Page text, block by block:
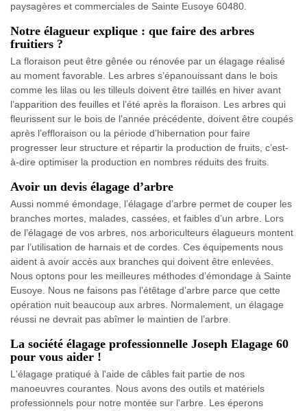
paysagères et commerciales de Sainte Eusoye 60480.
Notre élagueur explique : que faire des arbres
fruitiers ?
La floraison peut être gênée ou rénovée par un élagage réalisé
au moment favorable. Les arbres s’épanouissant dans le bois
comme les lilas ou les tilleuls doivent être taillés en hiver avant
l’apparition des feuilles et l’été après la floraison. Les arbres qui
fleurissent sur le bois de l’année précédente, doivent être coupés
après l’effloraison ou la période d’hibernation pour faire
progresser leur structure et répartir la production de fruits, c’est-
à-dire optimiser la production en nombres réduits des fruits.
Avoir un devis élagage d’arbre
Aussi nommé émondage, l’élagage d’arbre permet de couper les
branches mortes, malades, cassées, et faibles d’un arbre. Lors
de l’élagage de vos arbres, nos arboriculteurs élagueurs montent
par l’utilisation de harnais et de cordes. Ces équipements nous
aident à avoir accès aux branches qui doivent être enlevées.
Nous optons pour les meilleures méthodes d’émondage à Sainte
Eusoye. Nous ne faisons pas l’étêtage d’arbre parce que cette
opération nuit beaucoup aux arbres. Normalement, un élagage
réussi ne devrait pas abîmer le maintien de l’arbre.
La société élagage professionnelle Joseph Elagage 60
pour vous aider !
L'élagage pratiqué à l'aide de câbles fait partie de nos
manoeuvres courantes. Nous avons des outils et matériels
professionnels pour notre montée sur l'arbre. Les éperons